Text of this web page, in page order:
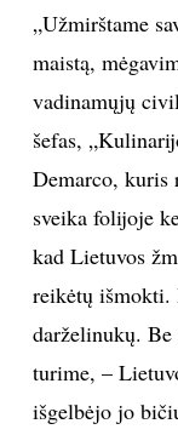
„Užmirštame
maistą,
vadinamųjų
šefas,
Demarco, kuris
sveika folijoje
kad Lietuvos
reikėtų išmokti.
darželinukų.
turime, –
išgelbėjo jo